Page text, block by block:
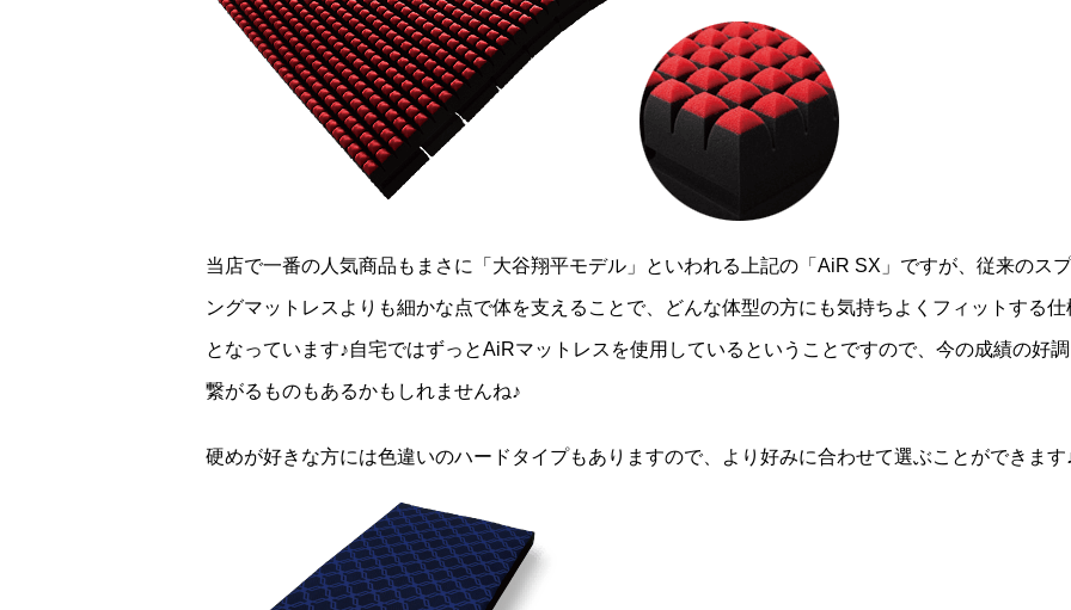
当店で一番の人気商品もまさに「大谷翔平モデル」といわれる上記の「AiR SX」ですが、従来のス
ングマットレスよりも細かな点で体を支えることで、どんな体型の方にも気持ちよくフィットする仕
となっています♪自宅ではずっとAiRマットレスを使用しているということですので、今の成績の好
繋がるものもあるかもしれませんね♪
硬めが好きな方には色違いのハードタイプもありますので、より好みに合わせて選ぶことができます